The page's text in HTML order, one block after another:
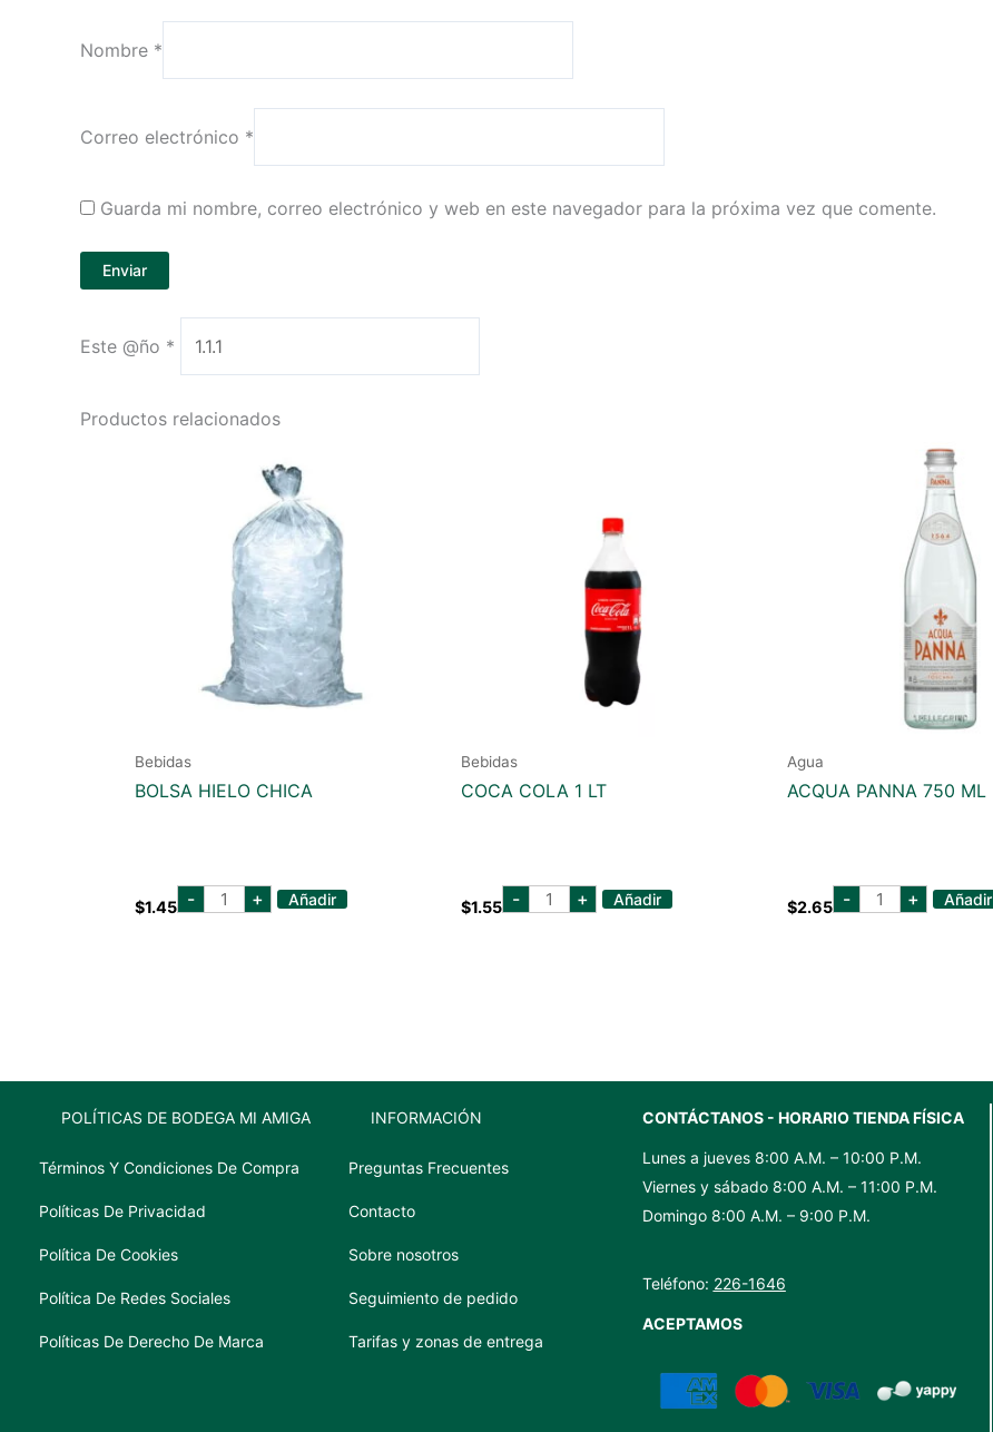
Nombre *
Correo electrónico *
Guarda mi nombre, correo electrónico y web en este navegador para la próxima vez que comente.
Este @ño *
Productos relacionados
Bebidas
BOLSA HIELO CHICA
$1.45 - BOLSA
HIELO
+ Añadir
Bebidas
COCA COLA 1 LT
$1.55 - COCA
COLA
+ Añadir
Agua
ACQUA PANNA 750 ML
$2.65 - acqua
panna
+ Añadir
POLÍTICAS DE BODEGA MI AMIGA
Términos Y Condiciones De Compra
Políticas De Privacidad
Política De Cookies
Política De Redes Sociales
Políticas De Derecho De Marca
INFORMACIÓN
Preguntas Frecuentes
Contacto
Sobre nosotros
Seguimiento de pedido
Tarifas y zonas de entrega
CONTÁCTANOS - HORARIO TIENDA FÍSICA
Lunes a jueves 8:00 A.M. – 10:00 P.M.
Viernes y sábado 8:00 A.M. – 11:00 P.M.
Domingo 8:00 A.M. – 9:00 P.M.
Teléfono: 226-1646
ACEPTAMOS